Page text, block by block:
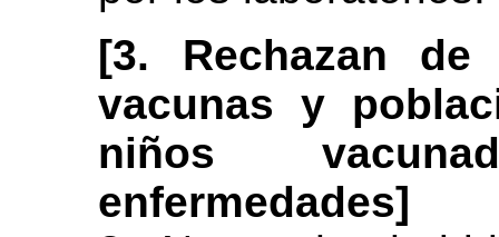
[3. Rechazan de
vacunas y
niños
enfermedades]